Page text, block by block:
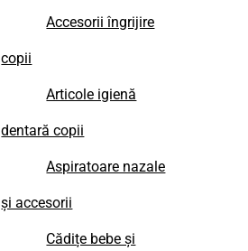
Accesorii îngrijire
copii
Articole igienă
dentară copii
Aspiratoare nazale
și accesorii
Cădițe bebe și